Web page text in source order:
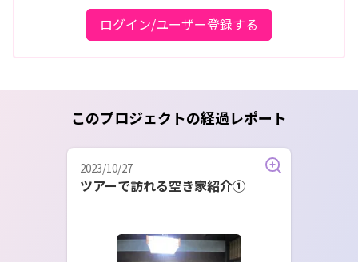
ログイン/ユーザー登録する
このプロジェクトの経過レポート
2023/10/27
ツアーで訪れる空き家紹介①